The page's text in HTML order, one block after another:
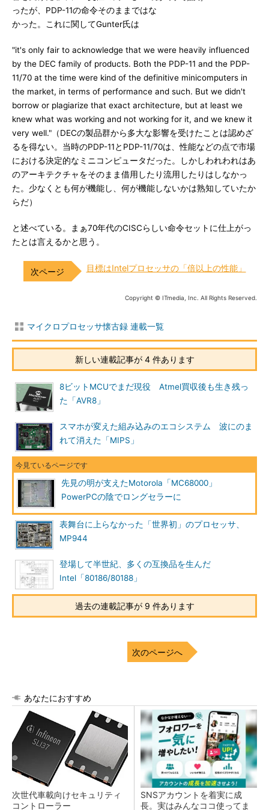
ったが、PDP-11の命令そのままではな
かった。これに関してGunter氏は
"it's only fair to acknowledge that we were heavily influenced
by the DEC family of products. Both the PDP-11 and the PDP-
11/70 at the time were kind of the definitive minicomputers in
the market, in terms of performance and such. But we didn't
borrow or plagiarize that exact architecture, but at least we
knew what was working and not working for it, and we knew it
very well."（DECの製品群から多大な影響を受けたことは認めざ
るを得ない。当時のPDP-11とPDP-11/70は、性能などの点で市場
における決定的なミニコンピュータだった。しかしわれわれはあ
のアーキテクチャをそのまま借用したり流用したりはしなかっ
た。少なくとも何が機能し、何が機能しないかは熟知していたか
らだ）
と述べている。まぁ70年代のCISCらしい命令セットに仕上がっ
たとは言えるかと思う。
目標はIntelプロセッサの「倍以上の性能」
Copyright © ITmedia, Inc. All Rights Reserved.
マイクロプロセッサ懐古録 連載一覧
新しい連載記事が 4 件あります
8ビットMCUでまだ現役 Atmel買収後も生き残っ
た「AVR8」
スマホが変えた組み込みのエコシステム 波にのま
れて消えた「MIPS」
先見の明が支えたMotorola「MC68000」
PowerPCの陰でロングセラーに
表舞台に上らなかった「世界初」のプロセッサ、
MP944
登場して半世紀、多くの互換品を生んだ
Intel「80186/80188」
過去の連載記事が 9 件あります
次のページへ
あなたにおすすめ
次世代車載向けセキュリティ
コントローラー
SNSアカウントを着実に成
長。実はみんなココ使ってま